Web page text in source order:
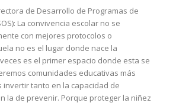
de Desarrollo de Programas de
La convivencia escolar no se
con mejores protocolos o
no es el lugar donde nace la
es el primer espacio donde esta se
comunidades educativas más
invertir tanto en la capacidad de
la de prevenir. Porque proteger la niñez